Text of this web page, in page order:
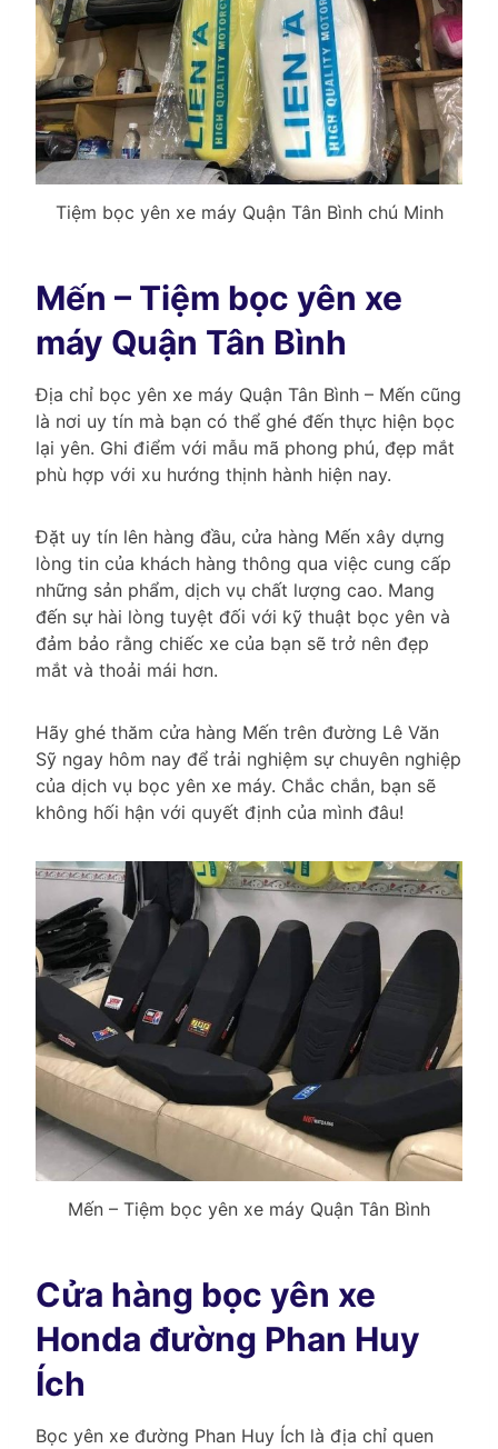
Tiệm bọc yên xe máy Quận Tân Bình chú Minh
Mến – Tiệm bọc yên xe
máy Quận Tân Bình
Địa chỉ bọc yên xe máy Quận Tân Bình – Mến cũng
là nơi uy tín mà bạn có thể ghé đến thực hiện bọc
lại yên. Ghi điểm với mẫu mã phong phú, đẹp mắt
phù hợp với xu hướng thịnh hành hiện nay.
Đặt uy tín lên hàng đầu, cửa hàng Mến xây dựng
lòng tin của khách hàng thông qua việc cung cấp
những sản phẩm, dịch vụ chất lượng cao. Mang
đến sự hài lòng tuyệt đối với kỹ thuật bọc yên và
đảm bảo rằng chiếc xe của bạn sẽ trở nên đẹp
mắt và thoải mái hơn.
Hãy ghé thăm cửa hàng Mến trên đường Lê Văn
Sỹ ngay hôm nay để trải nghiệm sự chuyên nghiệp
của dịch vụ bọc yên xe máy. Chắc chắn, bạn sẽ
không hối hận với quyết định của mình đâu!
Mến – Tiệm bọc yên xe máy Quận Tân Bình
Cửa hàng bọc yên xe
Honda đường Phan Huy
Ích
Bọc yên xe đường Phan Huy Ích là địa chỉ quen